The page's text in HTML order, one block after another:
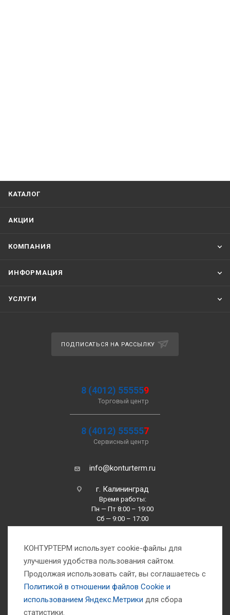
КАТАЛОГ
АКЦИИ
КОМПАНИЯ
ИНФОРМАЦИЯ
УСЛУГИ
ПОДПИСАТЬСЯ НА РАССЫЛКУ
8 (4012) 555559
Торговый центр
8 (4012) 555557
Сервисный центр
info@konturterm.ru
г. Калининград
Время работы:
Пн — Пт 8:00 – 19:00
Сб — 9:00 – 17:00
Вс —10:00 – 16:00
1993-2026 © Компания «Контуртерм» — инженерно-торговый центр
КОНТУРТЕРМ использует cookie-файлы для
улучшения удобства пользования сайтом.
Продолжая использовать сайт, вы соглашаетесь с
Политикой в отношении файлов Сookie и
использованием Яндекс.Метрики для сбора
статистики.